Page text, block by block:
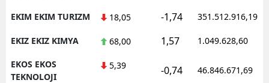
EKIM EKIM TURIZM 18,05 -1,74 351.512.916,19
EKIZ EKIZ KIMYA 68,00 1,57 1.049.628,60
EKOS EKOS
TEKNOLOJI
5,39 -0,74 46.846.671,69